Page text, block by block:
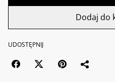
Dodaj do
UDOSTĘPNIJ